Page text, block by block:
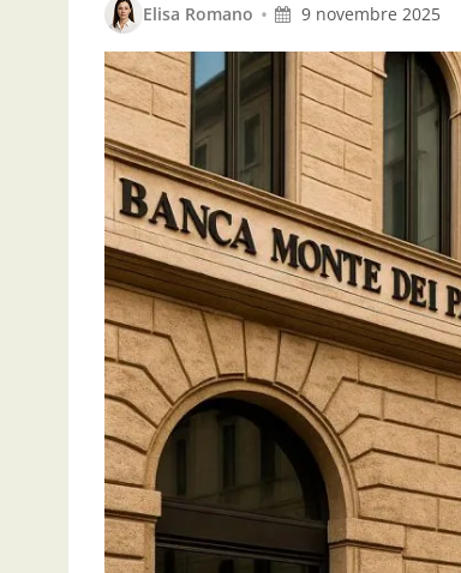
Elisa Romano • 9 novembre 2025